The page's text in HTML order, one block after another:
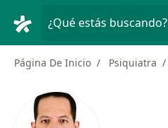
¿Qué estás buscando?
Página De Inicio Psiquiatra